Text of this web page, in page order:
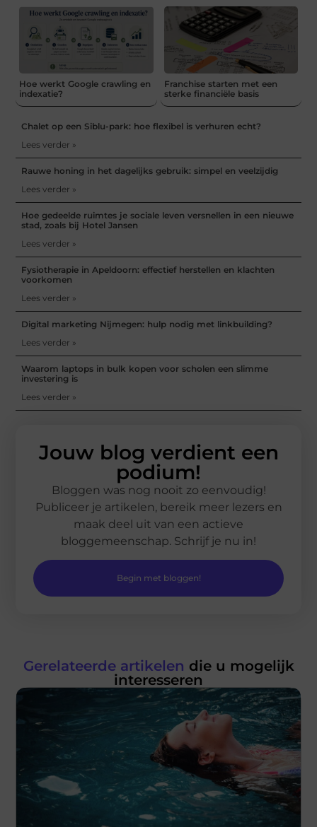
Hoe werkt Google crawling en
indexatie?
Franchise starten met een
sterke financiële basis
Chalet op een Siblu-park: hoe flexibel is verhuren echt?
Lees verder »
Rauwe honing in het dagelijks gebruik: simpel en veelzijdig
Lees verder »
Hoe gedeelde ruimtes je sociale leven versnellen in een nieuwe
stad, zoals bij Hotel Jansen
Lees verder »
Fysiotherapie in Apeldoorn: effectief herstellen en klachten
voorkomen
Lees verder »
Digital marketing Nijmegen: hulp nodig met linkbuilding?
Lees verder »
Waarom laptops in bulk kopen voor scholen een slimme
investering is
Lees verder »
Jouw blog verdient een
podium!
Bloggen was nog nooit zo eenvoudig!
Publiceer je artikelen, bereik meer lezers en
maak deel uit van een actieve
bloggemeenschap. Schrijf je nu in!
Begin met bloggen!
Gerelateerde artikelen die u mogelijk
interesseren